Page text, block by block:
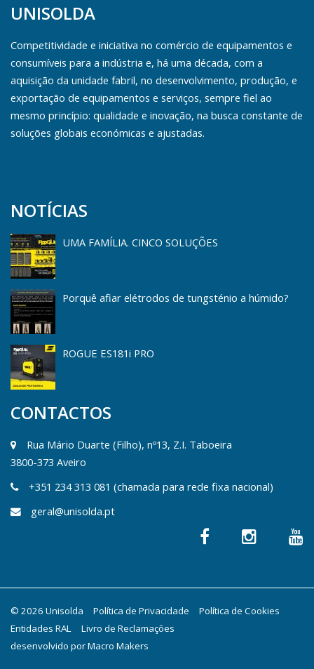
UNISOLDA
Competitividade e iniciativa no comércio de equipamentos e
consumíveis para a indústria e, há uma década, com a
aquisição da unidade fabril, no desenvolvimento, produção, e
exportação de equipamentos e serviços, sempre fiel ao
mesmo princípio: qualidade e inovação, na busca constante de
soluções globais económicas e ajustadas.
NOTÍCIAS
UMA FAMÍLIA. CINCO SOLUÇÕES
Porquê afiar elétrodos de tungsténio a húmido?
ROGUE ES181i PRO
CONTACTOS
Rua Mário Duarte (Filho), nº13, Z.I. Taboeira
3800-373 Aveiro
+351 234 313 081 (chamada para rede fixa nacional)
geral@unisolda.pt
© 2026 Unisolda Política de Privacidade
Política de Cookies
Entidades RAL
Livro de Reclamações
desenvolvido porMacro Makers